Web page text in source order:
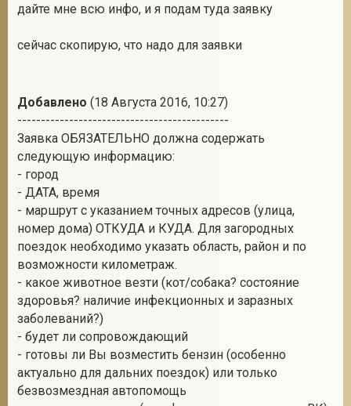
дайте мне всю инфо, и я подам туда заявку
сейчас скопирую, что надо для заявки
Добавлено (18 Августа 2016, 10:27)
---------------------------------------------
Заявка ОБЯЗАТЕЛЬНО должна содержать
следующую информацию:
- город
- ДАТА, время
- маршрут с указанием точных адресов (улица,
номер дома) ОТКУДА и КУДА. Для загородных
поездок необходимо указать область, район и по
возможности километраж.
- какое животное везти (кот/собака? состояние
здоровья? наличие инфекционных и заразных
заболеваний?)
- будет ли сопровождающий
- готовы ли Вы возместить бензин (особенно
актуально для дальних поездок) или только
безвозмездная автопомощь